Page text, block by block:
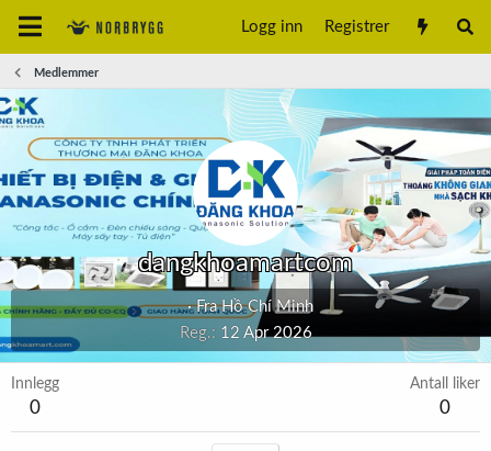
Logg inn Registrer
Medlemmer
dangkhoamartcom
·FraHồ Chí Minh
Reg.
12 Apr 2026
Innlegg
0
Antall liker
0